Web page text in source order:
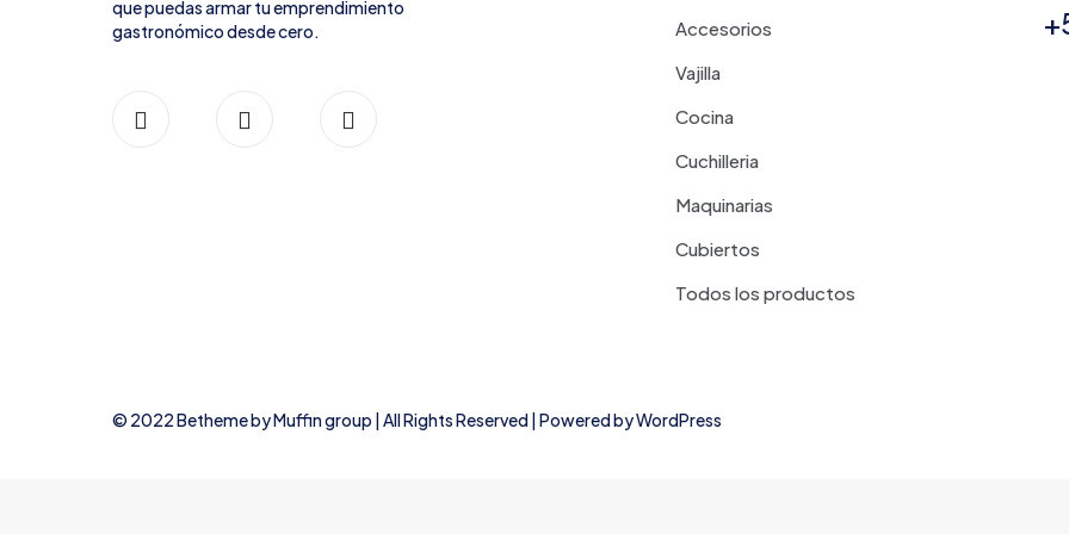
que puedas armar tu emprendimiento
gastronómico desde cero.
Accesorios
Vajilla
Cocina
Cuchilleria
Maquinarias
Cubiertos
Todos los productos
© 2022 Betheme byMuffin group | All Rights Reserved | Powered byWordPress